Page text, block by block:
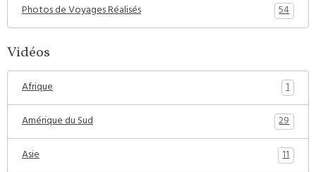
Photos de Voyages Réalisés
54
Vidéos
Afrique
1
Amérique du Sud
29
Asie
11